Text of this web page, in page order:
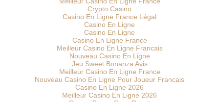
Crypto Casino
Casino En Ligne France Légal
Casino En Ligne
Casino En Ligne
Casino En Ligne France
Meilleur Casino En Ligne Francais
Nouveau Casino En Ligne
Jeu Sweet Bonanza Avis
Meilleur Casino En Ligne France
Nouveau Casino En Ligne Pour Joueur Francais
Casino En Ligne 2026
Meilleur Casino En Ligne 2026